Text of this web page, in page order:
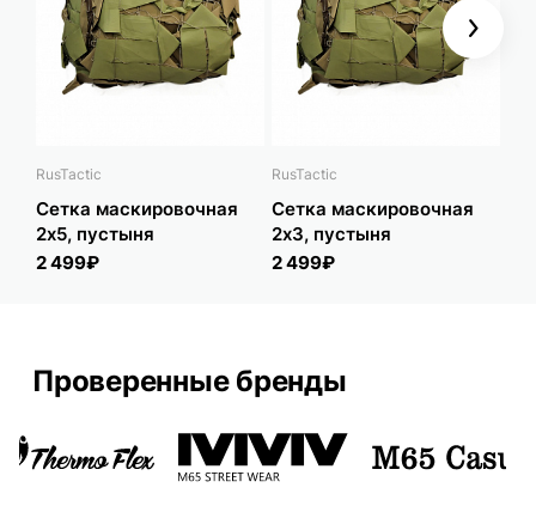
RusTactic
Сетка маскировочная
2x5, пустыня
2 499₽
RusTactic
Сетка маскировочная
2x3, пустыня
2 499₽
Next
Проверенные бренды